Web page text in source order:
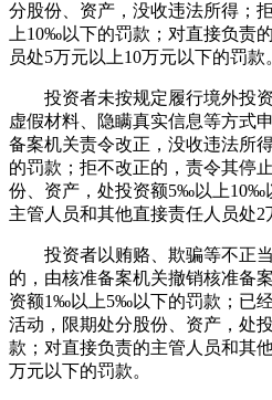
分股份、资产，没收违法所得；
上10‰以下的罚款；对直接负责
员处5万元以上10万元以下的罚款
投资者未按规定履行境外投资
虚假材料、隐瞒真实信息等方式
备案机关责令改正，没收违法
的罚款；拒不改正的，责令其停
份、资产，处投资额5‰以上10‰
主管人员和其他直接责任人员处2
投资者以贿赂、欺骗等不正当
的，由核准备案机关撤销核准备
资额1‰以上5‰以下的罚款；已
活动，限期处分股份、资产，处
款；对直接负责的主管人员和其
万元以下的罚款。